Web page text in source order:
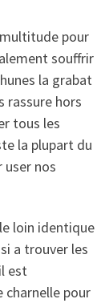
pour
souffrir
la grabat
rassure hors
tous les
la plupart du
user nos
loin identique
a trouver les
est
charnelle pour